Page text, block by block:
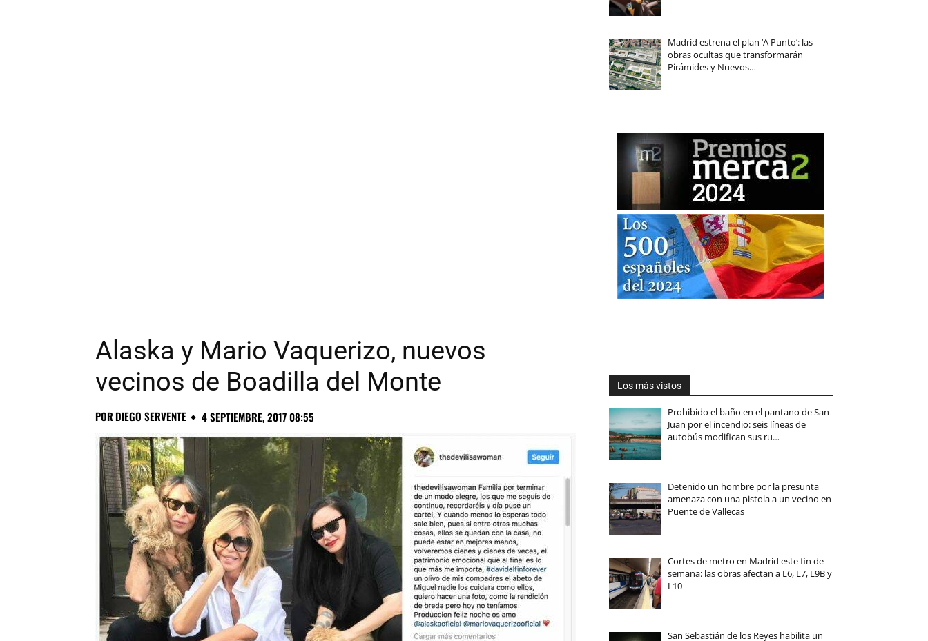
Madrid estrena el plan ‘A Punto’: las
obras ocultas que transformarán
Pirámides y Nuevos…
Alaska y Mario Vaquerizo, nuevos
vecinos de Boadilla del Monte
PORDIEGO SERVENTE 4 SEPTIEMBRE, 2017 08:55
Los más vistos
Prohibido el baño en el pantano de San
Juan por el incendio: seis líneas de
autobús modifican sus ru…
Detenido un hombre por la presunta
amenaza con una pistola a un vecino en
Puente de Vallecas
Cortes de metro en Madrid este fin de
semana: las obras afectan a L6, L7, L9B y
L10
San Sebastián de los Reyes habilita un